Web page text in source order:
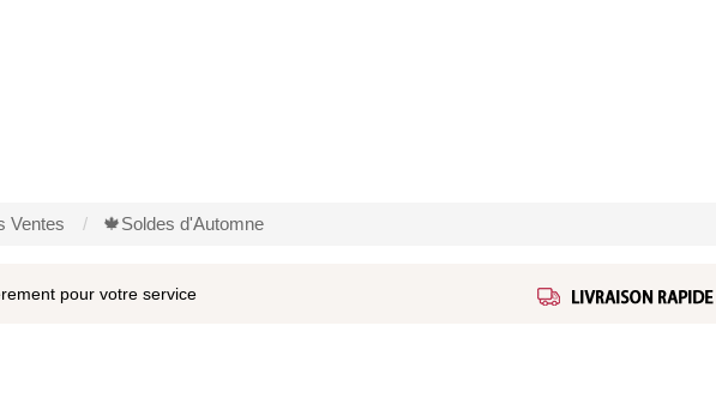
Ventes 🍁Soldes d'Automne
pour votre service